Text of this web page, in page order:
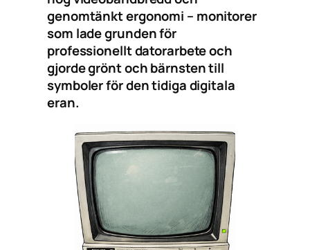
genomtänkt ergonomi – monitorer
som lade grunden för
professionellt datorarbete och
gjorde grönt och bärnsten till
symboler för den tidiga digitala
eran.